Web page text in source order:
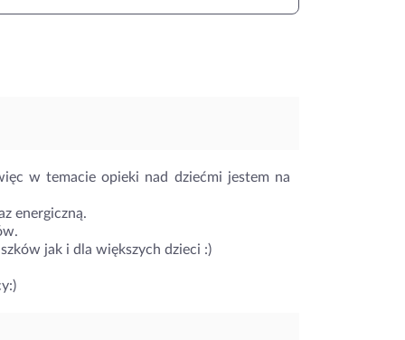
w temacie opieki nad dziećmi jestem na
energiczną.
jak i dla większych dzieci :)